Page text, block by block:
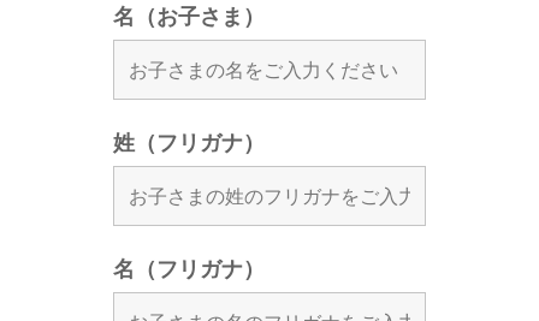
名（お子さま）
姓（フリガナ）
名（フリガナ）